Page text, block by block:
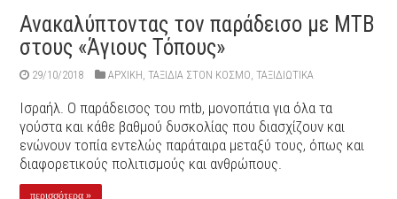
Ανακαλύπτοντας τον παράδεισο με MTB
στους «Άγιους Τόπους»
29/10/2018 ΑΡΧΙΚΉ ,ΤΑΞΙΔΙΑ ΣΤΟΝ ΚΟΣΜΟ ,ΤΑΞΙΔΙΩΤΙΚΑ
Ισραήλ. Ο παράδεισος του mtb, μονοπάτια για όλα τα
γούστα και κάθε βαθμού δυσκολίας που διασχίζουν και
ενώνουν τοπία εντελώς παράταιρα μεταξύ τους, όπως και
διαφορετικούς πολιτισμούς και ανθρώπους.
περισσότερα »